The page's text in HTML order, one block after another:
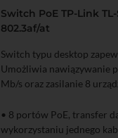
Switch PoE TP-Link TL-
802.3af/at
Switch typu desktop
Umożliwia nawiązywanie
Mb/s oraz zasilanie 8
• 8 portów PoE, transfer
wykorzystaniu jednego